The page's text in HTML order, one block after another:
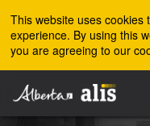
This website uses cookies
experience. By using this
you are agreeing to our